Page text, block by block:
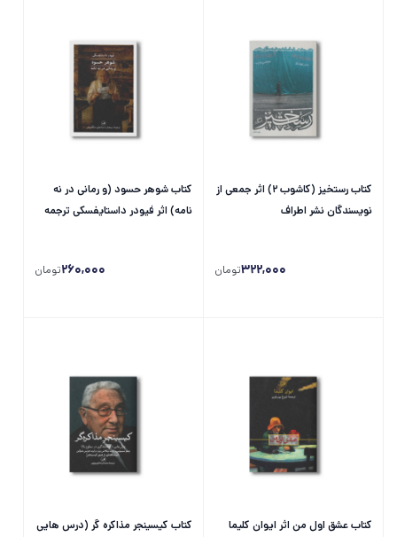
کتاب رستخیز (کاشوب 2) اثر جمعی از
نویسندگان نشر اطراف
322,000تومان
کتاب شوهر حسود (و رمانی در نه
نامه) اثر فیودر داستایفسکی ترجمه
260,000تومان
کتاب عشق اول من اثر ایوان کلیما
کتاب کیسینجر مذاکره گر (درس هایی